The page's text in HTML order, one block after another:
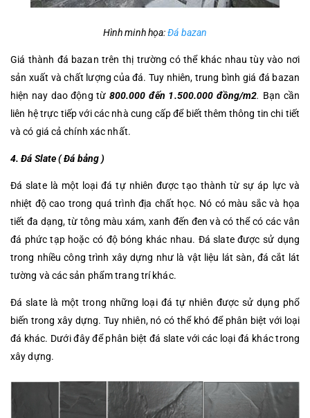
Hình minh họa:Đá bazan
Giá thành đá bazan trên thị trường có thể khác nhau tùy vào nơi
sản xuất và chất lượng của đá. Tuy nhiên, trung bình giá đá bazan
hiện nay dao động từ 800.000 đến 1.500.000 đồng/m2. Bạn cần
liên hệ trực tiếp với các nhà cung cấp để biết thêm thông tin chi tiết
và có giá cả chính xác nhất.
4. Đá Slate ( Đá bảng )
Đá slate là một loại đá tự nhiên được tạo thành từ sự áp lực và
nhiệt độ cao trong quá trình địa chất học. Nó có màu sắc và họa
tiết đa dạng, từ tông màu xám, xanh đến đen và có thể có các vân
đá phức tạp hoặc có độ bóng khác nhau. Đá slate được sử dụng
trong nhiều công trình xây dựng như là vật liệu lát sàn, đá cắt lát
tường và các sản phẩm trang trí khác.
Đá slate là một trong những loại đá tự nhiên được sử dụng phổ
biến trong xây dựng. Tuy nhiên, nó có thể khó để phân biệt với loại
đá khác. Dưới đây để phân biệt đá slate với các loại đá khác trong
xây dựng.